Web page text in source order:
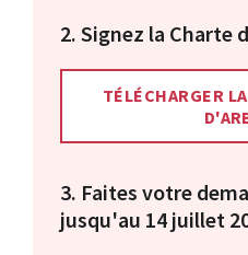
2. Signez la Charte
TÉLÉCHARGER
3. Faites votre
jusqu'au 14 juillet